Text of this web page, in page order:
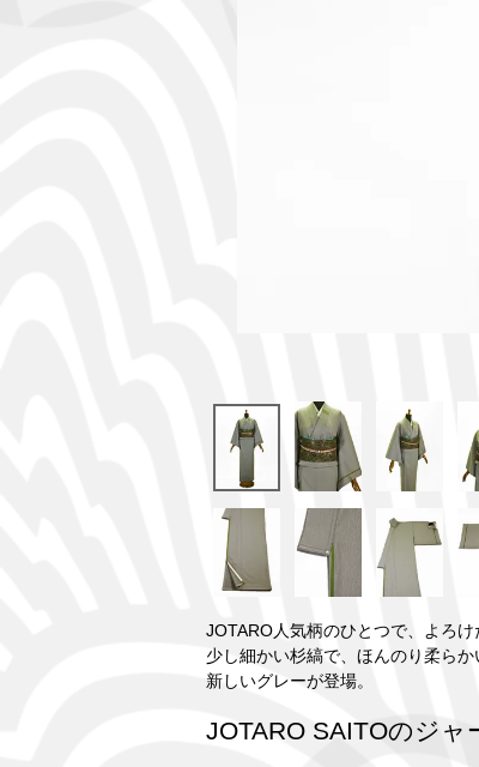
JOTARO人気柄のひとつで、よろ
少し細かい杉縞で、ほんのり柔らか
新しいグレーが登場。
JOTARO SAITOのジャ